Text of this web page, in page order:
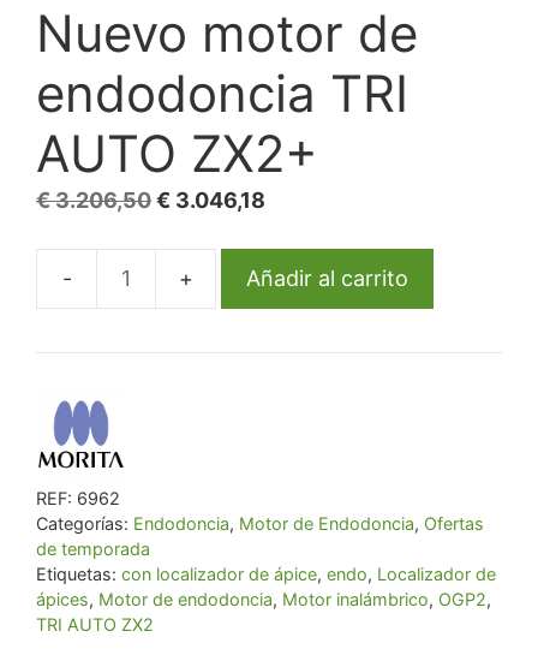
Nuevo motor de
endodoncia TRI
AUTO ZX2+
€3.206,50El
€ 3.046,18
actual
es:
Nuevo
de
cantidad
Añadir al carrito
REF: 6962
Categorías: Endodoncia, Motor de Endodoncia, Ofertas
de temporada
Etiquetas: con localizador de ápice, endo, Localizador de
ápices, Motor de endodoncia, Motor inalámbrico, OGP2,
TRI AUTO ZX2